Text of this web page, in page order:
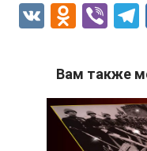
V
O
n
o
kl
a
Vi
er
Вам также